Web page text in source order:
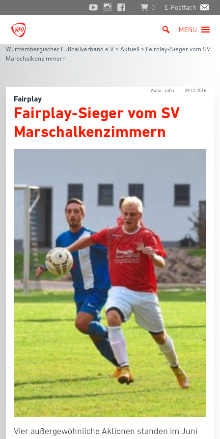
0 E-Postfach
MENU
Württembergischer Fußballverband e.V. > Aktuell > Fairplay-Sieger vom SV
Marschalkenzimmern
Autor: Jahn 29.12.2016
Fairplay
Fairplay-Sieger vom SV
Marschalkenzimmern
Vier außergewöhnliche Aktionen standen im Juni